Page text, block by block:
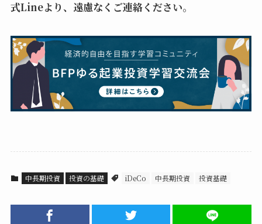
式Lineより、遠慮なくご連絡ください。
中長期投資 投資の基礎 iDeCo 中長期投資 投資基礎